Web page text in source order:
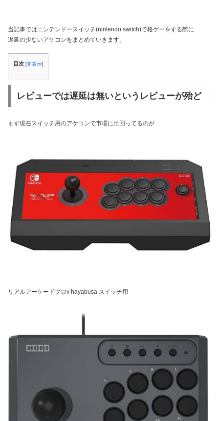
当記事ではニンテンドースイッチ(nintendo switch)で格ゲーをする際に
遅延の少ないアケコンをまとめていきます。
目次 [非表示]
レビューでは遅延は無いというレビューが殆ど
まず現在スイッチ用のアケコンで市場に出回ってるのが
リアルアーケードプロv hayabusa スイッチ用